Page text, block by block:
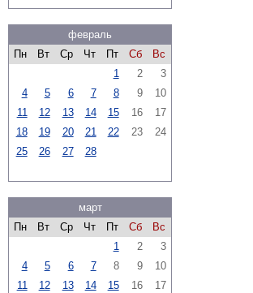
февраль
Пн
Вт Ср Чт Пт Сб
Вс
1
2
3
4
5 6 7 8 9
10
11
12 13 14 15 16
17
18
19 20 21 22 23
24
25
26 27 28
март
Пн
Вт Ср Чт Пт Сб
Вс
1
2
3
4
5 6 7 8 9
10
11
12 13 14 15 16
17